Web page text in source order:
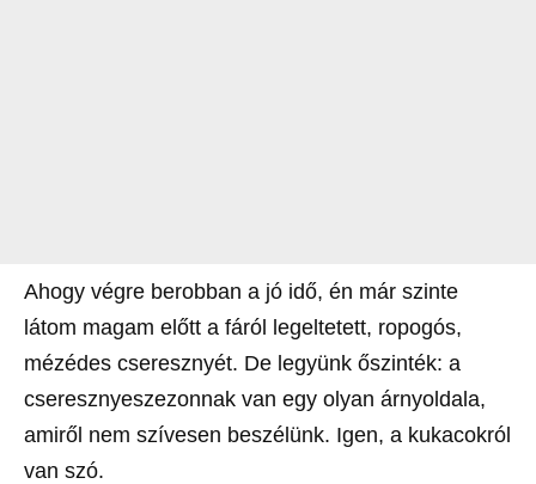
Ahogy végre berobban a jó idő, én már szinte
látom magam előtt a fáról legeltetett, ropogós,
mézédes cseresznyét. De legyünk őszinték: a
cseresznyeszezonnak van egy olyan árnyoldala,
amiről nem szívesen beszélünk. Igen, a kukacokról
van szó.